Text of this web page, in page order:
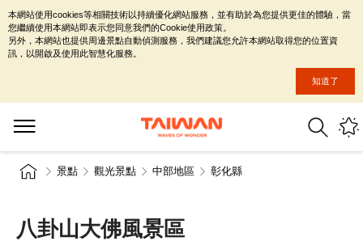
景點 觀光景點 中部地區 彰化縣
八卦山大佛風景區
本網站使用cookies等相關技術以持續優化網站服務，並有助於為您提供更佳的體驗，當
您繼續使用本網站即表示您同意我們的Cookie使用政策。
另外，本網站也提供周邊景點自動偵測服務，我們建議您允許本網站取得您的位置資
訊，以開啟及使用此智慧化服務。
知道了